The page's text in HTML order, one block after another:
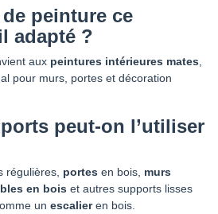
peinture ce
adapté ?
aux peintures intérieures mates
pour murs, portes et décoration
peut-on l’utiliser
régulières, portes en bois, murs
en bois et autres supports lisses
un escalieren bois.